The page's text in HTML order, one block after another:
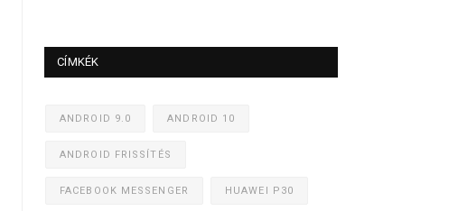
CÍMKÉK
ANDROID 9.0 ANDROID 10
ANDROID FRISSÍTÉS
FACEBOOK MESSENGER HUAWEI P30